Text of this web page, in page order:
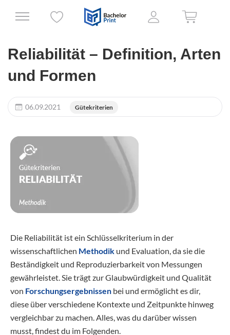
Reliabilität – Definition, Arten
und Formen
06.09.2021 Gütekriterien
Die Reliabilität ist ein Schlüsselkriterium in der
wissenschaftlichen Methodik und Evaluation, da sie die
Beständigkeit und Reproduzierbarkeit von Messungen
gewährleistet. Sie trägt zur Glaubwürdigkeit und Qualität
von Forschungsergebnissen bei und ermöglicht es dir,
diese über verschiedene Kontexte und Zeitpunkte hinweg
vergleichbar zu machen. Alles, was du darüber wissen
musst, findest du im Folgenden.